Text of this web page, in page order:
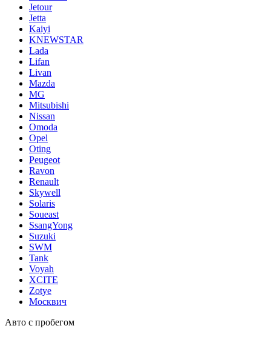
Jetour
Jetta
Kaiyi
KNEWSTAR
Lada
Lifan
Livan
Mazda
MG
Mitsubishi
Nissan
Omoda
Opel
Oting
Peugeot
Ravon
Renault
Skywell
Solaris
Soueast
SsangYong
Suzuki
SWM
Tank
Voyah
XCITE
Zotye
Москвич
Авто с пробегом